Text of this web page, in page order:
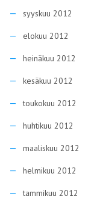
syyskuu 2012
elokuu 2012
heinäkuu 2012
kesäkuu 2012
toukokuu 2012
huhtikuu 2012
maaliskuu 2012
helmikuu 2012
tammikuu 2012